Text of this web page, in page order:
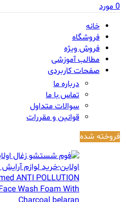
0مورد
خانه
فروشگاه
فروش ویژه
مطالب آموزشی
صفحات کاربردی
درباره ما
تماس با ما
سوالات متداول
قوانین و مقررات
فروخته شده